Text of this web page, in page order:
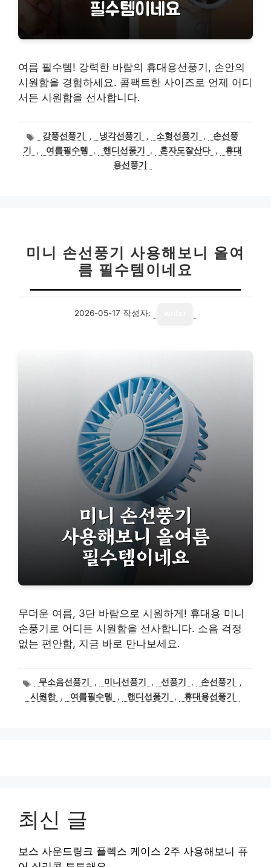
여름 필수템! 강력한 바람의 휴대용선풍기, 손안의
시원함을 경험하세요. 콤팩트한 사이즈로 언제 어디
서든 시원함을 선사합니다.
태강풍선풍기 , 냉각선풍기 , 소형선풍기 ,
손선풍
기
, 여름필수템 , 핸디선풍기 , 혼자도잘산다 ,
휴대
용선풍기
미니 손선풍기 사용해보니 올여
름 필수템이네요
2026-05-17 작성자:
무더운 여름, 3단 바람으로 시원하게! 휴대용 미니
손풍기로 어디든 시원함을 선사합니다. 소음 걱정
없는 편안함, 지금 바로 만나보세요.
태
그
무소음선풍기 , 미니선풍기 , 선풍기 , 손선풍기
,
시원한 , 여름필수템 , 핸디선풍기 , 휴대용선풍기
최신 글
보스 사운드링크 플렉스 케이스 2주 사용해보니 퓨